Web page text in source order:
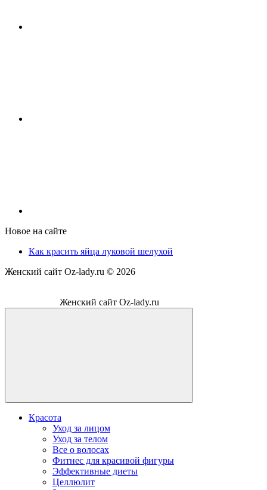
Новое на сайте
Как красить яйца луковой шелухой
Женский сайт Oz-lady.ru © 2026
Женский сайт Oz-lady.ru
Красота
Уход за лицом
Уход за телом
Все о волосах
Фитнес для красивой фигуры
Эффективные диеты
Целлюлит